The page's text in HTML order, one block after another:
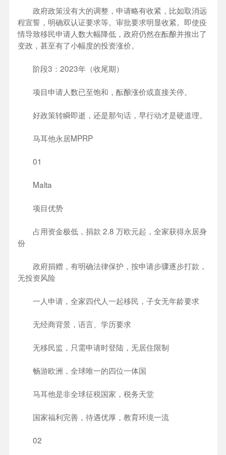
政府政策没有大的调整，申请略有收紧，比如取消远
程宣誓，明确双认证要求等。审批要求明显收紧。即使疫
情导致移民申请人数大幅降低，政府仍然在酝酿并推出了
变政，甚至有了小幅度的投资涨价。
阶段3：2023年（收尾期）
项目申请人数已至饱和，酝酿涨价或直接关停。
好政策转瞬即逝，还是那句话，早行动才是硬道理。
马耳他永居MPRP
01
Malta
项目优势
占用资金极低，捐款 2.8 万欧元起，全家获得永居身
份
政府捐赠，有明确法律保护，按申请步骤逐步打款，
无投资风险
一人申请，全家四代人一起移民，子女无年龄要求
无经商背景，语言、学历要求
无移民监，只需申请时登陆，无居住限制
畅游欧洲，全球唯一的四位一体国
马耳他是非全球征税国家，税务天堂
国家福利完善，待遇优厚，教育环境一流
02